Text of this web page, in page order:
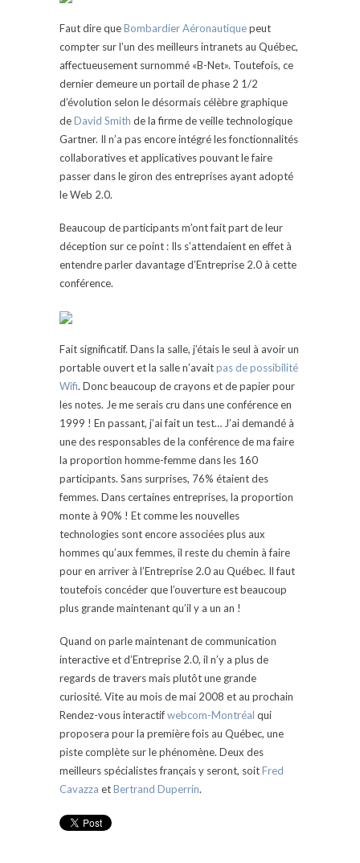
Faut dire queBombardier Aéronautiquepeut
compter sur l’un des meilleurs intranets au Québec,
affectueusement surnommé «B-Net». Toutefois, ce
dernier demeure un portail de phase 2 1/2
d’évolution selon le désormais célèbre graphique
deDavid Smith de la firme de veille technologique
Gartner. Il n’a pas encore intégré les fonctionnalités
collaboratives et applicatives pouvant le faire
passer dans le giron des entreprises ayant adopté
le Web 2.0.
Beaucoup de participants m’ont fait part de leur
déception sur ce point : Ils s’attendaient en effet à
entendre parler davantage d’Entreprise 2.0 à cette
conférence.
Fait significatif. Dans la salle, j’étais le seul à avoir un
portable ouvert et la salle n’avaitpas de possibilité
Wifi. Donc beaucoup de crayons et de papier pour
les notes. Je me serais cru dans une conférence en
1999 ! En passant, j’ai fait un test… J’ai demandé à
une des responsables de la conférence de ma faire
la proportion homme-femme dans les 160
participants. Sans surprises, 76% étaient des
femmes. Dans certaines entreprises, la proportion
monte à 90% ! Et comme les nouvelles
technologies sont encore associées plus aux
hommes qu’aux femmes, il reste du chemin à faire
pour en arriver à l’Entreprise 2.0 au Québec. Il faut
toutefois concéder que l’ouverture est beaucoup
plus grande maintenant qu’il y a un an !
Quand on parle maintenant de communication
interactive et d’Entreprise 2.0, il n’y a plus de
regards de travers mais plutôt une grande
curiosité. Vite au mois de mai 2008 et au prochain
Rendez-vous interactifwebcom-Montréal qui
proposera pour la première fois au Québec, une
piste complète sur le phénomène. Deux des
meilleurs spécialistes français y seront, soitFred
Cavazza etBertrand Duperrin.